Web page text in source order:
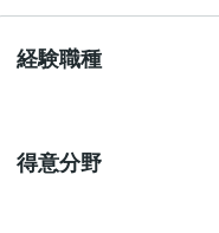
経験職種
得意分野